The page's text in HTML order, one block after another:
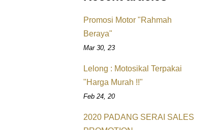
Promosi Motor "Rahmah
Beraya"
Mar 30, 23
Lelong : Motosikal Terpakai
"Harga Murah !!"
Feb 24, 20
2020 PADANG SERAI SALES